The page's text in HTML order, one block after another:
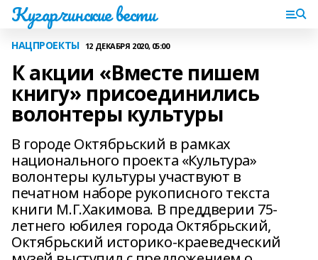
Кугарчинские вести
НАЦПРОЕКТЫ 12 ДЕКАБРЯ 2020, 05:00
К акции «Вместе пишем
книгу» присоединились
волонтеры культуры
В городе Октябрьский в рамках
национального проекта «Культура»
волонтеры культуры участвуют в
печатном наборе рукописного текста
книги М.Г.Хакимова. В преддверии 75-
летнего юбилея города Октябрьский,
Октябрьский историко-краеведческий